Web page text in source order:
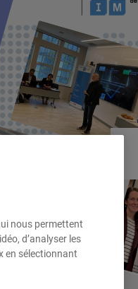
nous permettent
d’analyser les
en sélectionnant